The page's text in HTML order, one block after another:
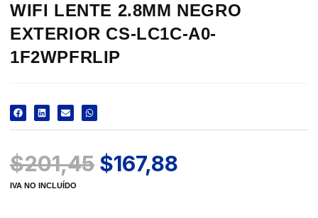
WIFI LENTE 2.8MM NEGRO
EXTERIOR CS-LC1C-A0-
1F2WPFRLIP
$201,45 $167,88
IVA NO INCLUÍDO